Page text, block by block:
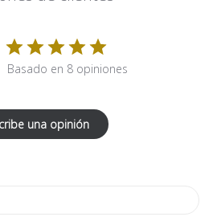
Basado en 8 opiniones
una opinión